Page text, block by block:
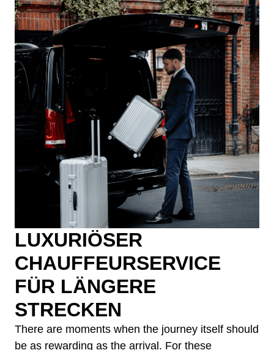
LUXURIÖSER
CHAUFFEURSERVICE
FÜR LÄNGERE
STRECKEN
There are moments when the journey itself should
be as rewarding as the arrival. For these